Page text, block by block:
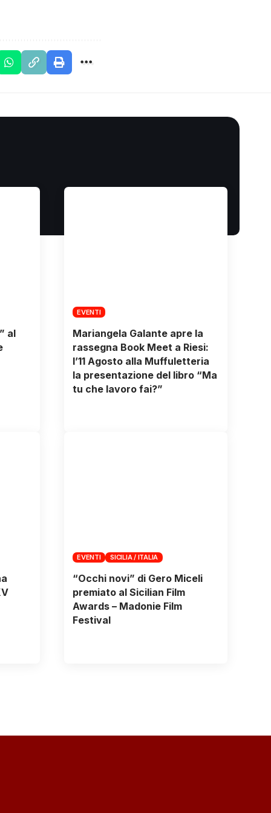
al
EVENTI
Mariangela Galante apre la
rassegna Book Meet a Riesi:
l’11 Agosto alla Muffuletteria
la presentazione del libro “Ma
tu che lavoro fai?”
EVENTI SICILIA / ITALIA
“Occhi novi” di Gero Miceli
premiato al Sicilian Film
Awards – Madonie Film
Festival